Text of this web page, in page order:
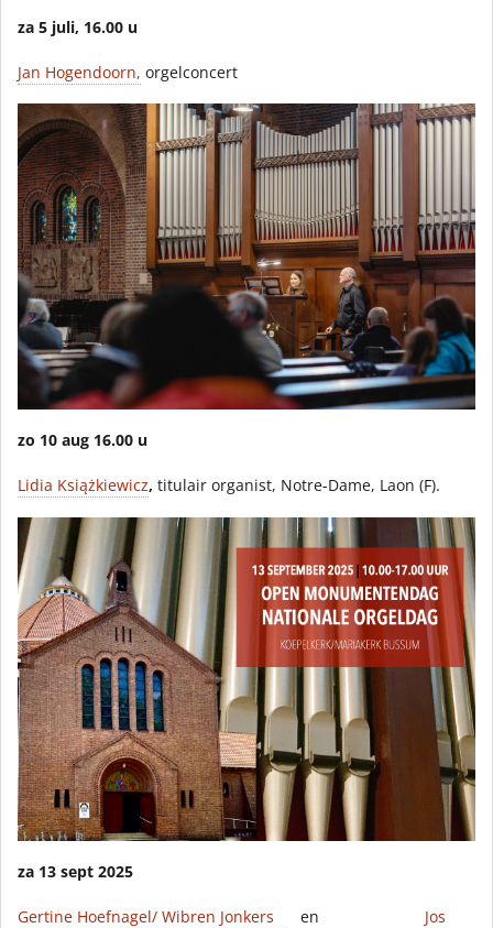
za 5 juli, 16.00 u
Jan Hogendoorn, orgelconcert
zo 10 aug 16.00 u
Lidia Książkiewicz, titulair organist, Notre-Dame, Laon (F).
za 13 sept 2025
Gertine Hoefnagel/ Wibren Jonkers en Jos